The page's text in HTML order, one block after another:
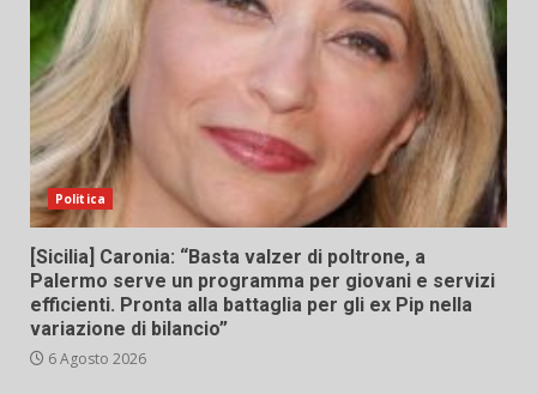
Politica
[Sicilia] Caronia: “Basta valzer di poltrone, a
Palermo serve un programma per giovani e servizi
efficienti. Pronta alla battaglia per gli ex Pip nella
variazione di bilancio”
6 Agosto 2026